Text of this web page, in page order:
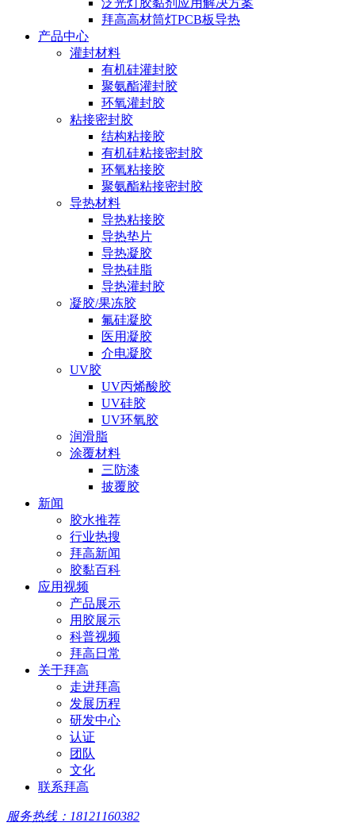
泛光灯胶黏剂应用解决方案
拜高高材筒灯PCB板导热
产品中心
灌封材料
有机硅灌封胶
聚氨酯灌封胶
环氧灌封胶
粘接密封胶
结构粘接胶
有机硅粘接密封胶
环氧粘接胶
聚氨酯粘接密封胶
导热材料
导热粘接胶
导热垫片
导热凝胶
导热硅脂
导热灌封胶
凝胶/果冻胶
氟硅凝胶
医用凝胶
介电凝胶
UV胶
UV丙烯酸胶
UV硅胶
UV环氧胶
润滑脂
涂覆材料
三防漆
披覆胶
新闻
胶水推荐
行业热搜
拜高新闻
胶黏百科
应用视频
产品展示
用胶展示
科普视频
拜高日常
关于拜高
走进拜高
发展历程
研发中心
认证
团队
文化
联系拜高
服务热线：18121160382